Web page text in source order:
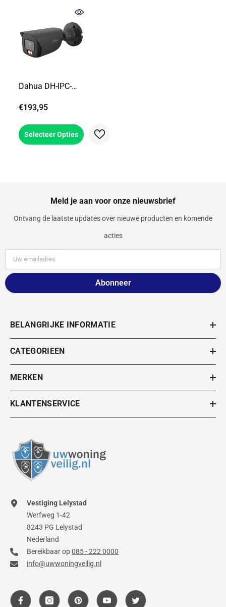
Dahua DH-IPC-
IL-0280B
€193,95
Selecteer Opties
Meld je aan voor onze nieuwsbrief
Ontvang de laatste updates over nieuwe producten en komende
acties
Abonneer
BELANGRIJKE INFORMATIE
CATEGORIEEN
MERKEN
KLANTENSERVICE
Vestiging Lelystad
Werfweg 1-42
8243 PG Lelystad
Nederland
Bereikbaar op085 - 222 0000
info@uwwoningveilig.nl